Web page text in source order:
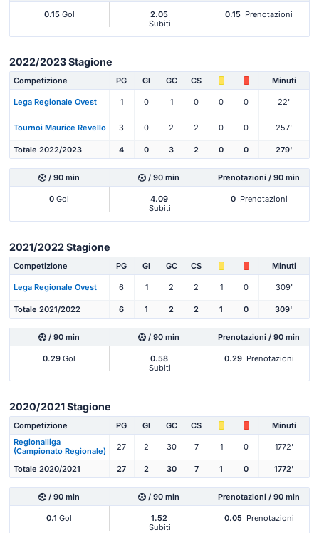
0.15Gol
2.05
Subiti
0.15 Prenotazioni
2022/2023 Stagione
Competizione PG Gl GC CS Minuti
Lega Regionale Ovest 1 0 1 0 0 0 22'
Tournoi Maurice Revello 3 0 2 2 0 0 257'
Totale 2022/2023 4 0 3 2 0 0 279'
/ 90 min / 90 min Prenotazioni / 90 min
0 Gol
4.09
Subiti
0 Prenotazioni
2021/2022 Stagione
Competizione PG Gl GC CS Minuti
Lega Regionale Ovest 6 1 2 2 1 0 309'
Totale 2021/2022 6 1 2 2 1 0 309'
/ 90 min / 90 min Prenotazioni / 90 min
0.29 Gol
0.58
Subiti
0.29 Prenotazioni
2020/2021 Stagione
Competizione PG Gl GC CS
Minuti
Regionalliga
(Campionato Regionale)
27 2 30 7 1 0 1772'
Totale 2020/2021 27 2 30 7 1 0 1772'
/ 90 min / 90 min Prenotazioni / 90 min
0.1 Gol
1.52
Subiti
0.05 Prenotazioni